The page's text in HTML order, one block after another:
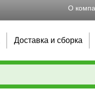
О
Доставка и сборка